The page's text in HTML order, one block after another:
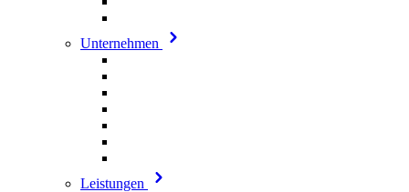
Unternehmen
Leistungen